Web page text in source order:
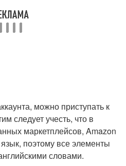
можно приступать к
следует учесть, что в
маркетплейсов, Amazon
поэтому все элементы
словами.